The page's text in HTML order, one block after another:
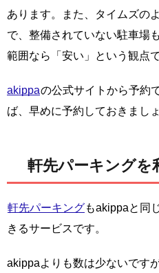
あります。また、タイムズの
で、整備されていない駐車場
範囲なら「安い」という観点
akippaの公式サイトから予約
ば、早めに予約しておきましょ
軒先パーキングを
軒先パーキングもakippaと同
きるサービスです。
akippaよりも数は少ないです